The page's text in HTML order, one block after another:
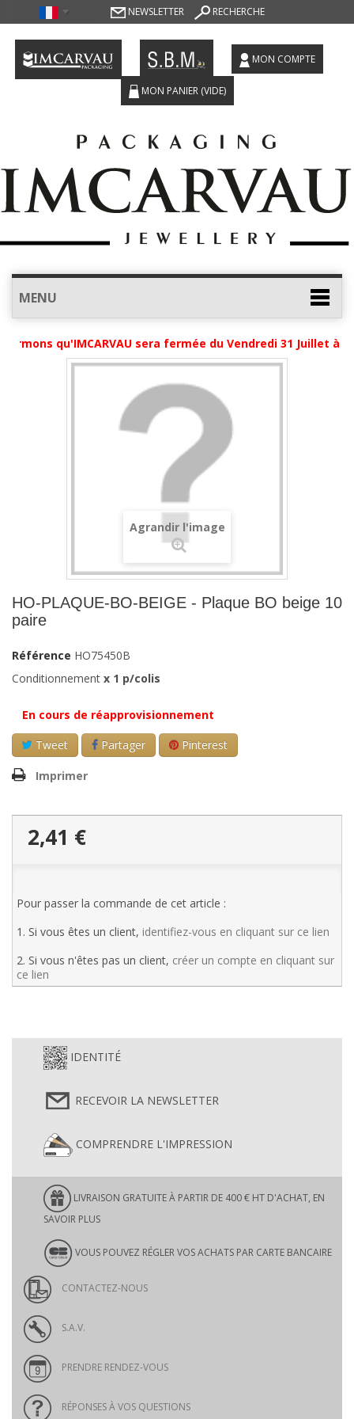
NEWSLETTER RECHERCHE
MON COMPTE
MON PANIER (VIDE)
MENU
qu'IMCARVAU sera fermée du Vendredi 31 Juillet à
Agrandir l'image
HO-PLAQUE-BO-BEIGE - Plaque BO beige 10
paire
Référence HO75450B
Conditionnement x 1 p/colis
En cours de réapprovisionnement
Tweet
Partager Pinterest
Imprimer
2,41 €
Pour passer la commande de cet article :
1. Si vous êtes un client, identifiez-vous en cliquant sur ce lien
2. Si vous n'êtes pas un client, créer un compte en cliquant sur
ce lien
IDENTITÉ
RECEVOIR LA NEWSLETTER
COMPRENDRE L'IMPRESSION
LIVRAISON GRATUITE À PARTIR DE 400 € HT D'ACHAT, EN
SAVOIR PLUS
VOUS POUVEZ RÉGLER VOS ACHATS PAR CARTE BANCAIRE
CONTACTEZ-NOUS
S.A.V.
PRENDRE RENDEZ-VOUS
RÉPONSES À VOS QUESTIONS